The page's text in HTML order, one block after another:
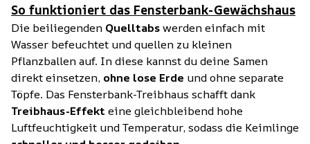
So funktioniert das Fensterbank-Gewächshaus
Die beiliegenden Quelltabswerden einfach mit
Wasser befeuchtet und quellen zu kleinen
Pflanzballen auf. In diese kannst du deine Samen
direkt einsetzen, ohne lose Erde und ohne separate
Töpfe. Das Fensterbank-Treibhaus schafft dank
Treibhaus-Effekt eine gleichbleibend hohe
Luftfeuchtigkeit und Temperatur, sodass die Keimlinge